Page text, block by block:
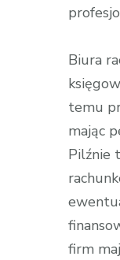
Biura
temu
mając
Pilźnie
firm